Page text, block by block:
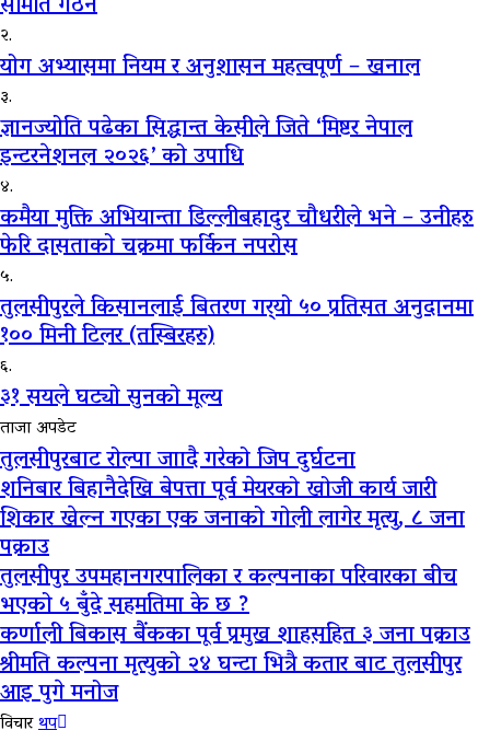
२.
योग अभ्यासमा नियम र अनुशासन महत्वपूर्ण – खनाल
३.
ज्ञानज्योति पढेका सिद्धान्त केसीले जिते ‘मिष्टर नेपाल
इन्टरनेशनल २०२६’ को उपाधि
४.
कमैया मुक्ति अभियान्ता डिल्लीबहादुर चौधरीले भने – उनीहरु
फेरि दासताको चक्रमा फर्किन नपरोस
५.
तुलसीपुरले किसानलाई बितरण गर्‍यो ५० प्रतिसत अनुदानमा
१०० मिनी टिलर (तस्बिरहरु)
६.
३१ सयले घट्यो सुनको मूल्य
ताजा अपडेट
तुलसीपुरबाट रोल्पा जाादै गरेको जिप दुर्घटना
शनिबार बिहानैदेखि बेपत्ता पूर्व मेयरको खोजी कार्य जारी
शिकार खेल्न गएका एक जनाको गोली लागेर मृत्यु, ८ जना
पक्राउ
तुलसीपुर उपमहानगरपालिका र कल्पनाका परिवारका बीच
भएको ५ बुँदे सहमतिमा के छ ?
कर्णाली बिकास बैंकका पूर्व प्रमुख शाहसहित ३ जना पक्राउ
श्रीमति कल्पना मृत्युको २४ घन्टा भित्रै कतार बाट तुलसीपुर
आइ पुगे मनोज
विचारथप